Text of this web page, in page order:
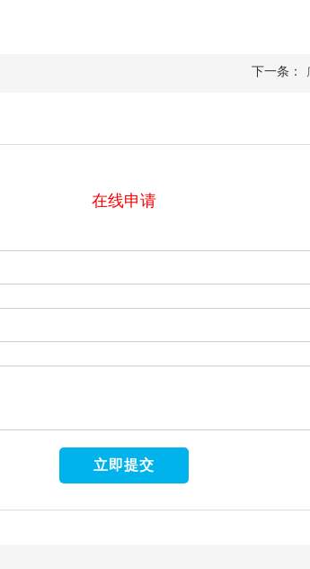
下一条：
在线申请